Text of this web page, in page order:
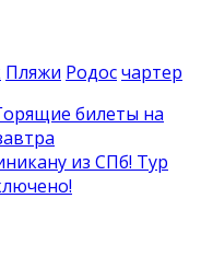
Пляжи Родосчартер
билеты на
из СПб! Тур